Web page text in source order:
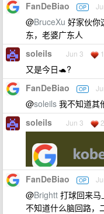
FanDeBiao OP
@BruceXu 好家伙你
东，老婆广东人
soleils Jun 3 1
又是今日🐢?
FanDeBiao OP
@soleils 我不知道其
soleils Jun 3
FanDeBiao OP
@Brightt 打球回来马
不知道什么脑回路，